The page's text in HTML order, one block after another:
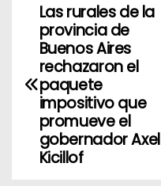
N
v
Las rurales de la
provincia de
Buenos Aires
rechazaron el
paquete
impositivo que
promueve el
gobernador Axel
Kicillof